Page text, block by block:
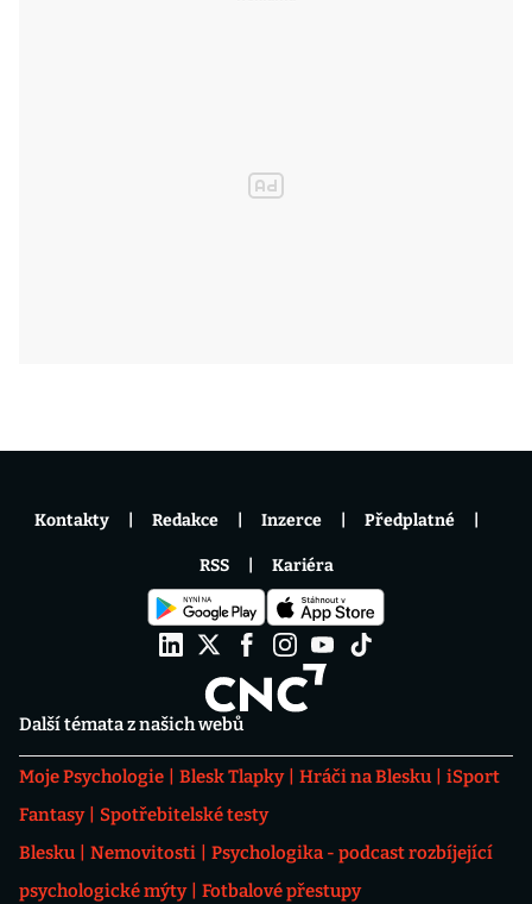
Další témata z našich webů
Moje Psychologie Blesk Tlapky Hráči na Blesku
iSport
Fantasy
Spotřebitelské testy
Blesku
Nemovitosti
Psychologika - podcast rozbíjející
psychologické mýty
Fotbalové přestupy
Kontakty Redakce Inzerce Předplatné
RSS Kariéra